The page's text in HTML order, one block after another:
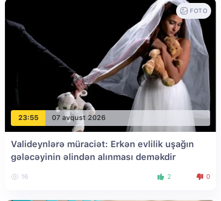
23:55 07 avqust 2026
FOTO
Valideynlərə müraciət: Erkən evlilik uşağın
gələcəyinin əlindən alınması deməkdir
16 2 0